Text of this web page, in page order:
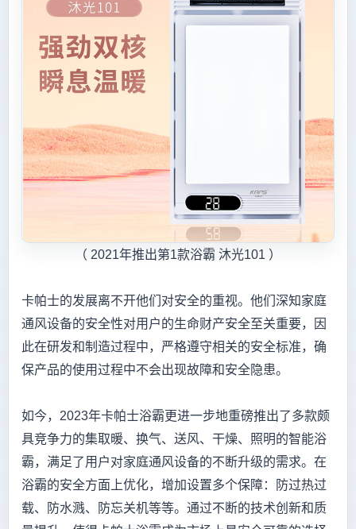
（ 2021年推出第1款浴霸 沐光101 ）
卡帕士的发展离不开他们对安全的重视。他们深知家庭
通风设备的安全性对用户的生命财产安全至关重要，因
此在研发和制造过程中，严格遵守相关的安全标准，确
保产品的使用过程中不会出现故障和安全隐患。
如今，2023年卡帕士浴霸更进一步地重磅推出了多款颇
具竞争力的集取暖、换气、送风、干燥、照明的智能浴
霸，满足了用户对家庭通风设备的不断升级的需求。在
浴霸的安全方面上优化，增加设置多个保障：防过热过
载、防水溅、防忘关机等等。通过不断的技术创新和质